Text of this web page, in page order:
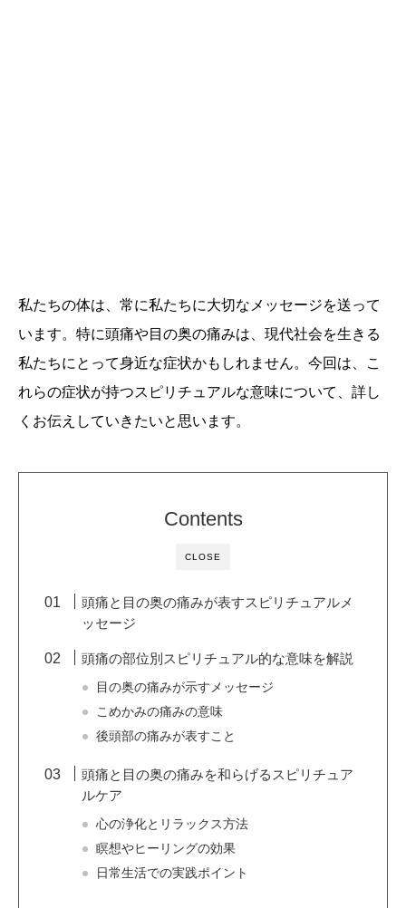
私たちの体は、常に私たちに大切なメッセージを送って
います。特に頭痛や目の奥の痛みは、現代社会を生きる
私たちにとって身近な症状かもしれません。今回は、こ
れらの症状が持つスピリチュアルな意味について、詳し
くお伝えしていきたいと思います。
CLOSE
Contents
頭痛と目の奥の痛みが表すスピリチュアルメ
ッセージ
頭痛の部位別スピリチュアル的な意味を解説
目の奥の痛みが示すメッセージ
こめかみの痛みの意味
後頭部の痛みが表すこと
頭痛と目の奥の痛みを和らげるスピリチュア
ルケア
心の浄化とリラックス方法
瞑想やヒーリングの効果
日常生活での実践ポイント